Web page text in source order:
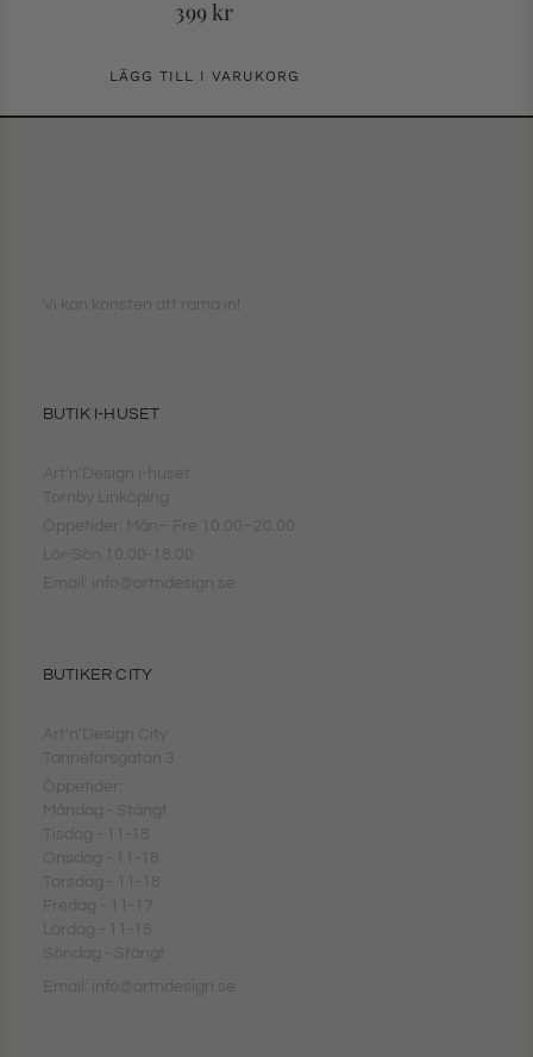
399kr
LÄGG TILL I VARUKORG
Vi kan konsten att rama in!
BUTIK I-HUSET
Art'n'Design i-huset
Tornby Linköping
Öppetider: Mån– Fre 10.00–20.00
Lör-Sön 10.00-18.00
Email: info@artndesign.se
BUTIKER CITY
Art'n'Design City
Tanneforsgatan 3
Öppetider:
Måndag - Stängt
Tisdag - 11-18
Onsdag - 11-18
Torsdag - 11-18
Fredag - 11-17
Lördag - 11-15
Söndag - Stängt
Email: info@artndesign.se